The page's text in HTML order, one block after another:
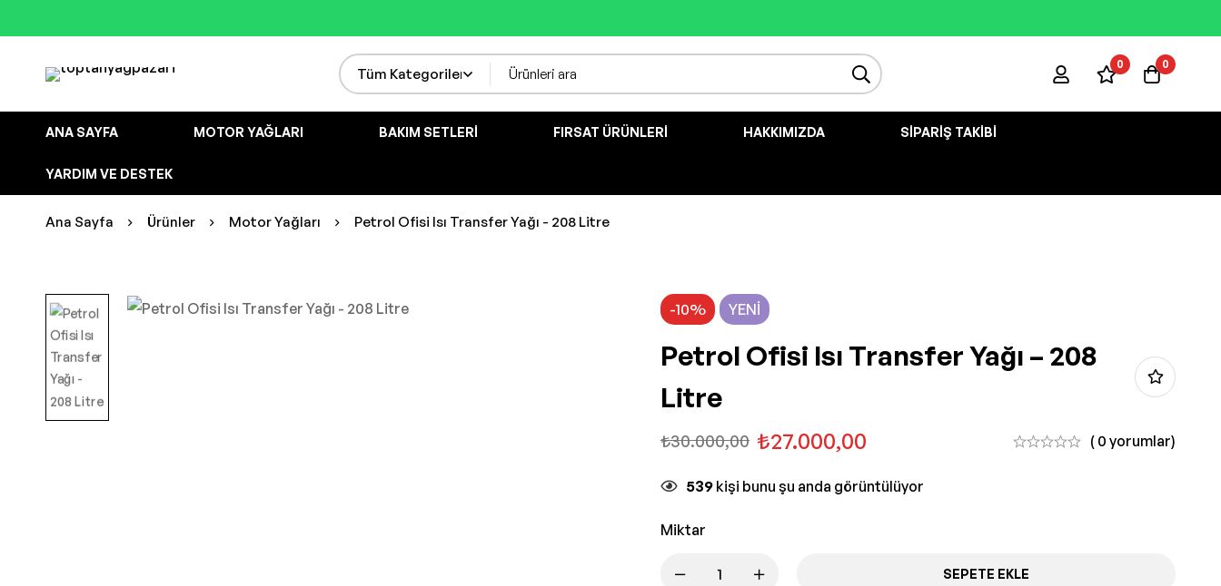
0 0
ANA SAYFA MOTOR YAĞLARI BAKIM SETLERI FIRSAT ÜRÜNLERI HAKKIMIZDA SIPARIŞ TAKIBI
YARDIM VE DESTEK
Ana Sayfa Ürünler Motor Yağları Petrol Ofisi Isı Transfer Yağı - 208 Litre
-10% YENI
Petrol Ofisi Isı Transfer Yağı – 208
Litre
₺30.000,00 ₺27.000,00 ( 0 yorumlar)
539 kişi bunu şu anda görüntülüyor
Miktar
SEPETE EKLE